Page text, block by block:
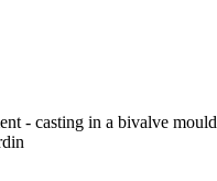
- casting in a bivalve mould